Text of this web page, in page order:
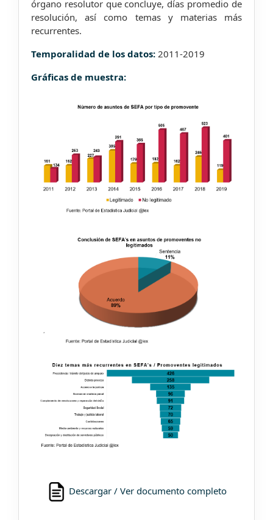
órgano resolutor que concluye, días promedio de
resolución, así como temas y materias más
recurrentes.
Temporalidad de los datos: 2011-2019
Gráficas de muestra:
Descargar / Ver documento completo